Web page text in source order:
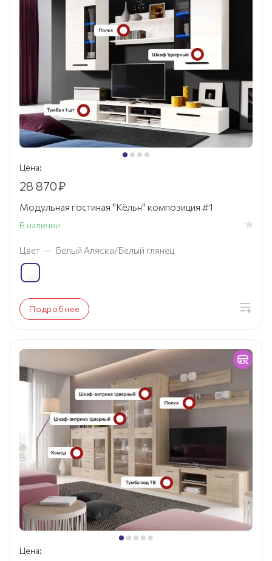
Цена:
28 870₽
Модульная гостиная "Кёльн" композиция #1
В наличии
Цвет — Белый Аляска/Белый глянец
Подробнее
Цена: